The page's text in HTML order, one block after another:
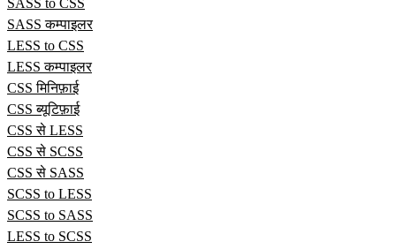
SASS to CSS
SASS कम्पाइलर
LESS to CSS
LESS कम्पाइलर
CSS मिनिफ़ाई
CSS ब्यूटिफ़ाई
CSS से LESS
CSS से SCSS
CSS से SASS
SCSS to LESS
SCSS to SASS
LESS to SCSS